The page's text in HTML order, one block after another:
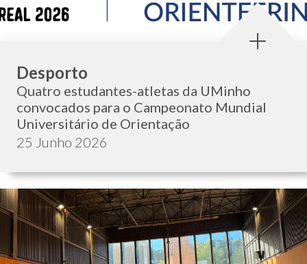
Categoria:
Desporto
Quatro estudantes-atletas da UMinho
convocados para o Campeonato Mundial
Universitário de Orientação
Data de publicação:
25 Junho 2026